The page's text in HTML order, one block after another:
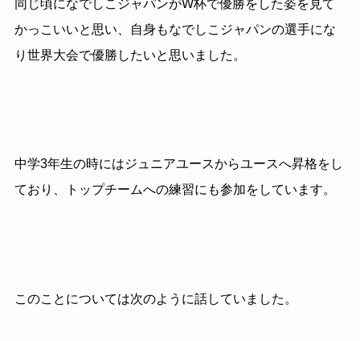
同じ頃になでしこジャパンがW杯で優勝をした姿を見て
かっこいいと思い、自身もなでしこジャパンの選手にな
り世界大会で優勝したいと思いました。
中学3年生の時にはジュニアユースからユースへ昇格をし
ており、トップチームへの練習にも参加をしています。
このことについては次のように話していました。